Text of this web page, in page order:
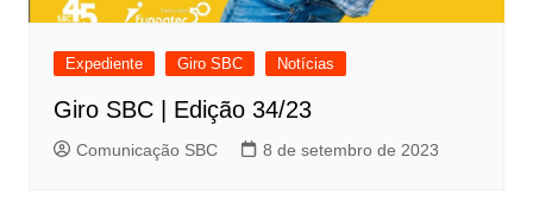
Expediente Giro SBC Notícias
Giro SBC | Edição 34/23
Comunicação SBC 8 de setembro de 2023